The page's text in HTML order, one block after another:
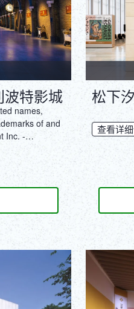
特影城
names,
of and
Inc. -
© J.K.
松下
查看详